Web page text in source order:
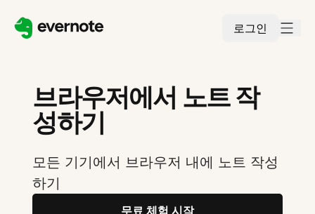
로그인
브라우저에서 노트 작
성하기
모든 기기에서 브라우저 내에 노트 작성
하기
무료 체험 시작